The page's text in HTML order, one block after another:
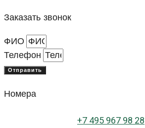
Заказать звонок
ФИО
Телефон
Отправить
Номера
+7 495 967 98 28